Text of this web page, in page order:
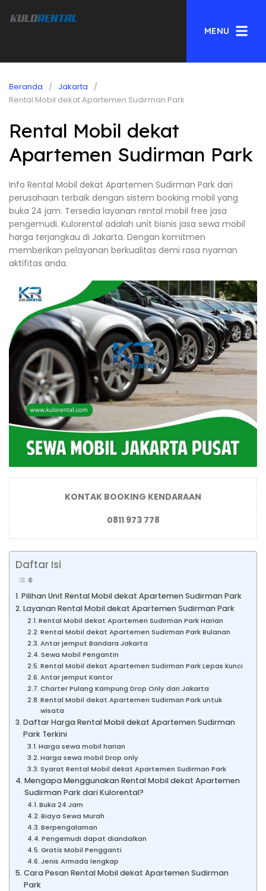
MENU
Beranda
Jakarta
Rental Mobil dekat Apartemen Sudirman Park
Rental Mobil dekat
Apartemen Sudirman Park
Info Rental Mobil dekat Apartemen Sudirman Park dari
perusahaan terbaik dengan sistem booking mobil yang
buka 24 jam. Tersedia layanan rental mobil free jasa
pengemudi. Kulorental adalah unit bisnis jasa sewa mobil
harga terjangkau di Jakarta. Dengan komitmen
memberikan pelayanan berkualitas demi rasa nyaman
aktifitas anda.
KONTAK BOOKING KENDARAAN
0811 973 778
Daftar Isi
Pilihan Unit Rental Mobil dekat Apartemen Sudirman Park
Layanan Rental Mobil dekat Apartemen Sudirman Park
Rental Mobil dekat Apartemen Sudirman Park Harian
Rental Mobil dekat Apartemen Sudirman Park Bulanan
Antar jemput Bandara Jakarta
Sewa Mobil Pengantin
Rental Mobil dekat Apartemen Sudirman Park Lepas kunci
Antar jemput Kantor
Charter Pulang Kampung Drop Only dari Jakarta
Rental Mobil dekat Apartemen Sudirman Park untuk
wisata
Daftar Harga Rental Mobil dekat Apartemen Sudirman
Park Terkini
Harga sewa mobil harian
Harga sewa mobil Drop only
Syarat Rental Mobil dekat Apartemen Sudirman Park
Mengapa Menggunakan Rental Mobil dekat Apartemen
Sudirman Park dari Kulorental?
Buka 24 Jam
Biaya Sewa Murah
Berpengalaman
Pengemudi dapat diandalkan
Gratis Mobil Pengganti
Jenis Armada lengkap
Cara Pesan Rental Mobil dekat Apartemen Sudirman
Park